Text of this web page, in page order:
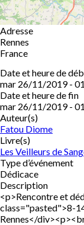
Adresse
Rennes
France
Date et heure de
mar 26/11/2019 -
Date et heure de fin
mar 26/11/2019 -
Auteur(s)
Fatou Diome
Livre(s)
Les Veilleurs de
Type d’événement
Dédicace
Description
<p>Rencontre et
class="pasted">8-
Rennes</